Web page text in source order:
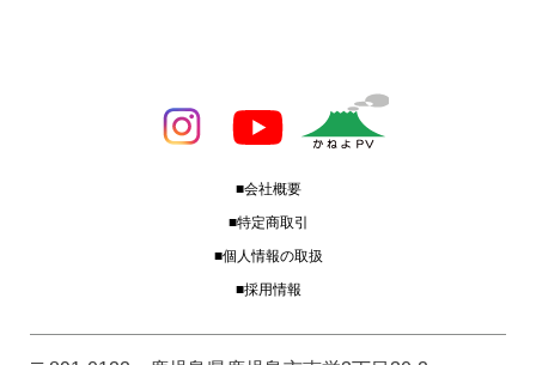
■会社概要
■特定商取引
■個人情報の取扱
■採用情報